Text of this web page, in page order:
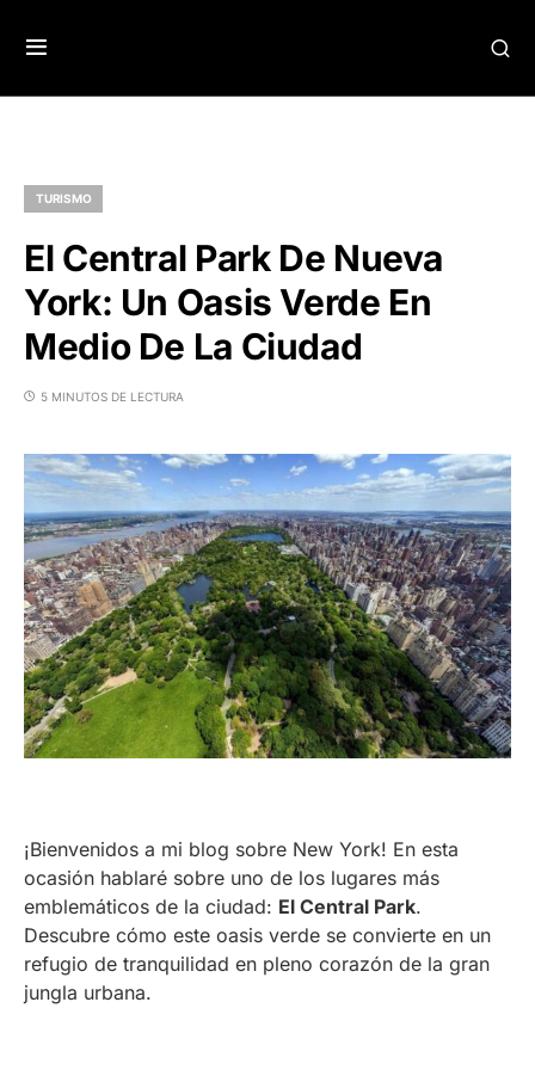
TURISMO
El Central Park De Nueva
York: Un Oasis Verde En
Medio De La Ciudad
5 MINUTOS DE LECTURA
¡Bienvenidos a mi blog sobre New York! En esta
ocasión hablaré sobre uno de los lugares más
emblemáticos de la ciudad: El Central Park.
Descubre cómo este oasis verde se convierte en un
refugio de tranquilidad en pleno corazón de la gran
jungla urbana.